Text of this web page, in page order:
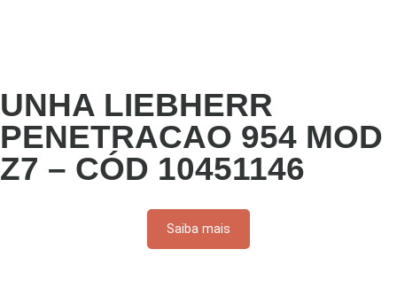
UNHA LIEBHERR
PENETRACAO 954 MOD
Z7 – CÓD 10451146
Saiba mais